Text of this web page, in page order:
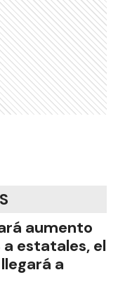
aumento
a estatales, el
a